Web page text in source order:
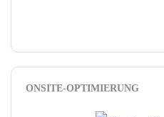
ONSITE-OPTIMIERUNG